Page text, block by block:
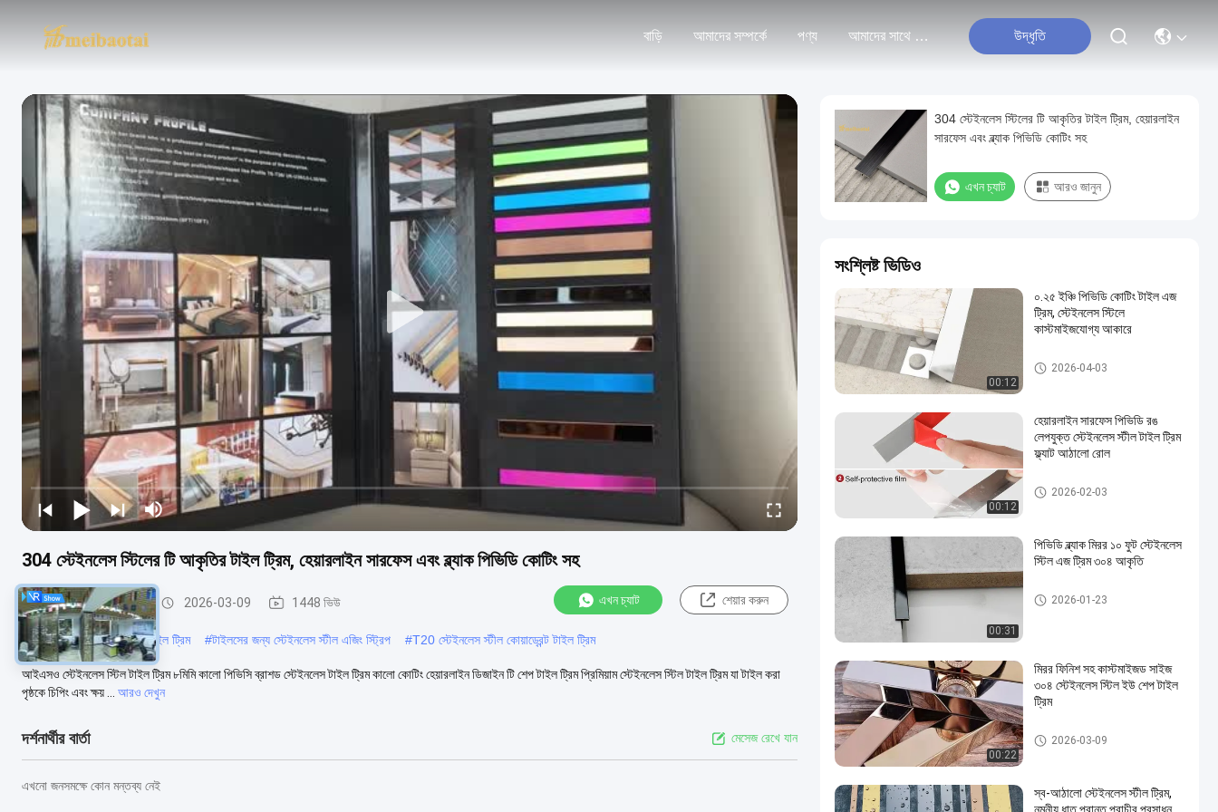
বাড়ি আমাদের সম্পর্কে পণ্য আমাদের সাথে যোগাযোগ করুন উদ্ধৃতি
304 স্টেইনলেস স্টিলের টি আকৃতির টাইল ট্রিম, হেয়ারলাইন সারফেস এবং ব্ল্যাক পিভিডি কোটিং সহ
স্টেইনলেস স্টীল টালি ছাঁটা 2026-03-09 1448 ভিউ এখন চ্যাট শেয়ার করুন
#পিভিসি ব্রাশ করা স্টেইনলেস টাইল ট্রিম #টাইলসের জন্য স্টেইনলেস স্টীল এজিং স্ট্রিপ #T20 স্টেইনলেস স্টীল কোয়াড্রেন্ট টাইল ট্রিম
আইএসও স্টেইনলেস স্টিল টাইল ট্রিম ৮মিমি কালো পিভিসি ব্রাশড স্টেইনলেস টাইল ট্রিম কালো কোটিং হেয়ারলাইন ডিজাইন টি শেপ টাইল ট্রিম প্রিমিয়াম স্টেইনলেস স্টিল টাইল ট্রিম যা টাইল করা
পৃষ্ঠকে চিপিং এবং ক্ষয় ...
আরও দেখুন
দর্শনার্থীর বার্তা মেসেজ রেখে যান
এখনো জনসমক্ষে কোন মন্তব্য নেই
304 স্টেইনলেস স্টিলের টি আকৃতির টাইল ট্রিম, হেয়ারলাইন
সারফেস এবং ব্ল্যাক পিভিডি কোটিং সহ
এখন চ্যাট আরও জানুন
সংশ্লিষ্ট ভিডিও
00:12
০.২৫ ইঞ্চি পিভিডি কোটিং টাইল এজ
ট্রিম, স্টেইনলেস স্টিলে
কাস্টমাইজযোগ্য আকারে
স্টেইনলেস স্টীল টালি ছাঁটা
2026-04-03
00:12
হেয়ারলাইন সারফেস পিভিডি রঙ
লেপযুক্ত স্টেইনলেস স্টীল টাইল ট্রিম
ফ্ল্যাট আঠালো রোল
স্টেইনলেস স্টীল টালি ছাঁটা
2026-02-03
00:31
পিভিডি ব্ল্যাক মিরর ১০ ফুট স্টেইনলেস
স্টিল এজ ট্রিম ৩০৪ আকৃতি
স্টেইনলেস স্টীল টালি ছাঁটা
2026-01-23
00:22
মিরর ফিনিশ সহ কাস্টমাইজড সাইজ
৩০৪ স্টেইনলেস স্টিল ইউ শেপ টাইল
ট্রিম
স্টেইনলেস স্টীল টালি ছাঁটা
2026-03-09
স্ব-আঠালো স্টেইনলেস স্টীল ট্রিম,